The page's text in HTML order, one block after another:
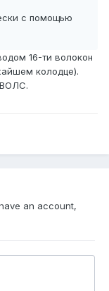
с помощью
16-ти волокон
колодце).
an account,